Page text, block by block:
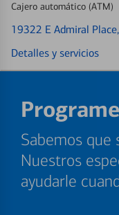
Cajero automático (ATM)
19322 E Admiral Place
Detalles y servicios
Sabemos que
Nuestros
ayudarle